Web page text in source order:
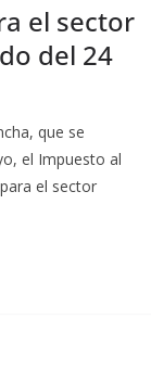
el sector
del 24
que se
el Impuesto al
el sector